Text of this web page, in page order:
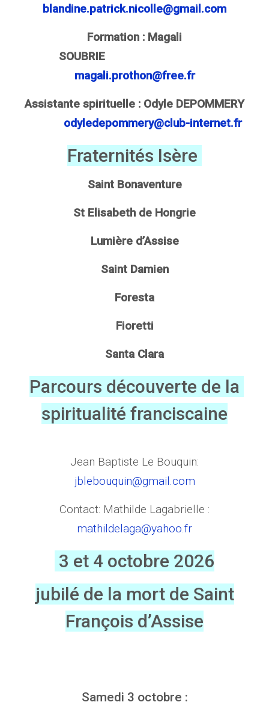
blandine.patrick.nicolle@gmail.com
Formation : Magali
SOUBRIE
magali.prothon@free.fr
Assistante spirituelle : Odyle DEPOMMERY
odyledepommery@club-internet.fr
Fraternités Isère
Saint Bonaventure
St Elisabeth de Hongrie
Lumière d’Assise
Saint Damien
Foresta
Fioretti
Santa Clara
Parcours découverte de la
spiritualité franciscaine
Jean Baptiste Le Bouquin:
jblebouquin@gmail.com
Contact: Mathilde Lagabrielle :
mathildelaga@yahoo.fr
3 et 4 octobre 2026
jubilé de la mort de Saint
François d’Assise
Samedi 3 octobre :